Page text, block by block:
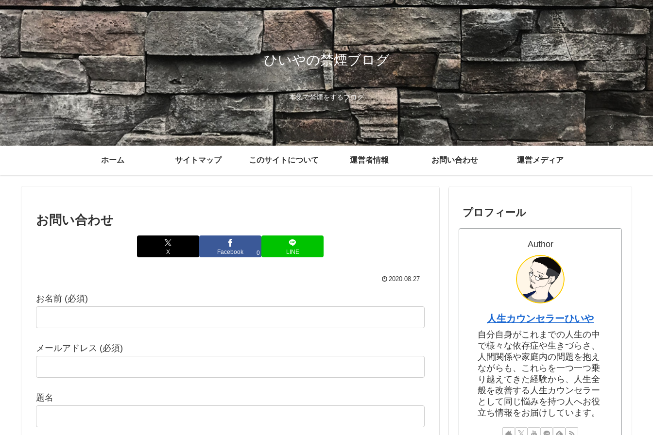
ひいやの禁煙ブログ
本気で禁煙をするブログ
ホーム サイトマップ このサイトについて 運営者情報 お問い合わせ 運営メディア
お問い合わせ
X Facebook 0 LINE
2020.08.27
お名前 (必須)
メールアドレス (必須)
題名
プロフィール
Author
人生カウンセラーひいや
自分自身がこれまでの人生の中
で様々な依存症や生きづらさ、
人間関係や家庭内の問題を抱え
ながらも、これらを一つ一つ乗
り越えてきた経験から、人生全
般を改善する人生カウンセラー
として同じ悩みを持つ人へお役
立ち情報をお届けしています。